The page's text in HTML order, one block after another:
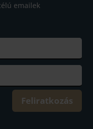
emailek
Feliratkozás